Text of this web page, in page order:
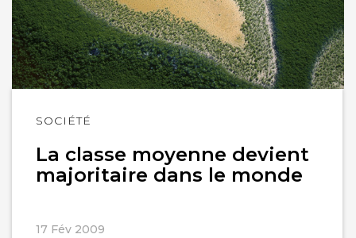
SOCIÉTÉ
La classe moyenne devient
majoritaire dans le monde
17 Fév 2009
Lire